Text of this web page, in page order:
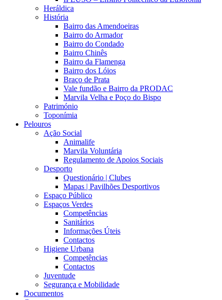
Heráldica
História
Bairro das Amendoeiras
Bairro do Armador
Bairro do Condado
Bairro Chinês
Bairro da Flamenga
Bairro dos Lóios
Braço de Prata
Vale fundão e Bairro da PRODAC
Marvila Velha e Poço do Bispo
Património
Toponímia
Pelouros
Ação Social
Animalife
Marvila Voluntária
Regulamento de Apoios Sociais
Desporto
Questionário | Clubes
Mapas | Pavilhões Desportivos
Espaço Público
Espaços Verdes
Competências
Sanitários
Informações Úteis
Contactos
Higiene Urbana
Competências
Contactos
Juventude
Segurança e Mobilidade
Documentos